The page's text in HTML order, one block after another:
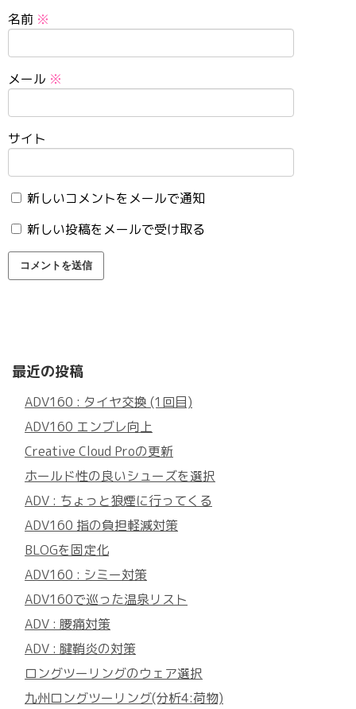
名前 ※
メール ※
サイト
新しいコメントをメールで通知
新しい投稿をメールで受け取る
最近の投稿
ADV160 : タイヤ交換 (1回目)
ADV160 エンブレ向上
Creative Cloud Proの更新
ホールド性の良いシューズを選択
ADV : ちょっと狼煙に行ってくる
ADV160 指の負担軽減対策
BLOGを固定化
ADV160 : シミー対策
ADV160で巡った温泉リスト
ADV : 腰痛対策
ADV : 腱鞘炎の対策
ロングツーリングのウェア選択
九州ロングツーリング(分析4:荷物)